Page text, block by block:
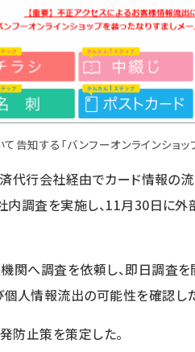
告知する「バンフーオンラインショッ
代行会社経由でカード情報の流
内調査を実施し、11月30日に
関へ調査を依頼し、即日調査
個人情報流出の可能性を確認し
防止策を策定した。